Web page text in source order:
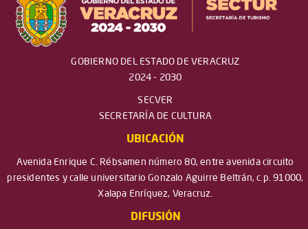
GOBIERNO DEL ESTADO DE VERACRUZ
2024 - 2030
SECVER
SECRETARÍA DE CULTURA
UBICACIÓN
Avenida Enrique C. Rébsamen número 80, entre avenida circuito
presidentes y calle universitario Gonzalo Aguirre Beltrán, c.p. 91000,
Xalapa Enríquez, Veracruz.
DIFUSIÓN